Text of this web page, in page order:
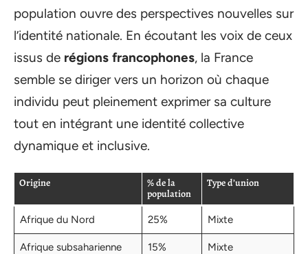
population ouvre des perspectives nouvelles sur
l’identité nationale. En écoutant les voix de ceux
issus de régions francophones, la France
semble se diriger vers un horizon où chaque
individu peut pleinement exprimer sa culture
tout en intégrant une identité collective
dynamique et inclusive.
Origine
% de la
population
Type d’union
Afrique du Nord 25% Mixte
Afrique subsaharienne 15% Mixte